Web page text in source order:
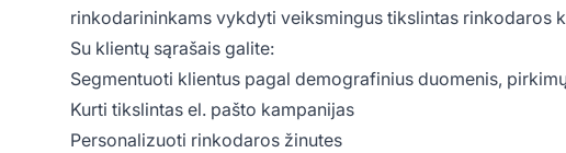
rinkodarininkams vykdyti veiksmingus tikslintas rinkodaros
Su klientų sąrašais galite:
Segmentuoti klientus pagal demografinius duomenis,
Kurti tikslintas el. pašto kampanijas
Personalizuoti rinkodaros žinutes